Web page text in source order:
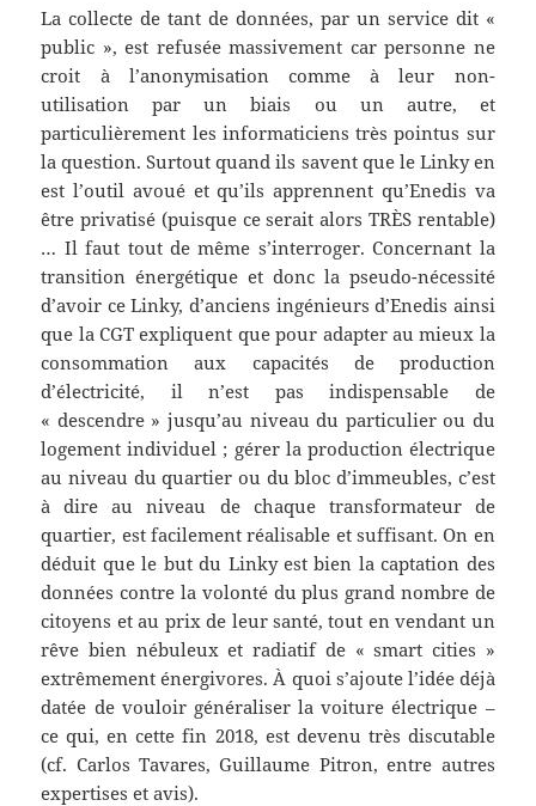
La collecte de tant de données, par un service dit «
public », est refusée massivement car personne ne
croit à l’anonymisation comme à leur non-
utilisation par un biais ou un autre, et
particulièrement les informaticiens très pointus sur
la question. Surtout quand ils savent que le Linky en
est l’outil avoué et qu’ils apprennent qu’Enedis va
être privatisé (puisque ce serait alors TRÈS rentable)
… Il faut tout de même s’interroger. Concernant la
transition énergétique et donc la pseudo-nécessité
d’avoir ce Linky, d’anciens ingénieurs d’Enedis ainsi
que la CGT expliquent que pour adapter au mieux la
consommation aux capacités de production
d’électricité, il n’est pas indispensable de
« descendre » jusqu’au niveau du particulier ou du
logement individuel ; gérer la production électrique
au niveau du quartier ou du bloc d’immeubles, c’est
à dire au niveau de chaque transformateur de
quartier, est facilement réalisable et suffisant. On en
déduit que le but du Linky est bien la captation des
données contre la volonté du plus grand nombre de
citoyens et au prix de leur santé, tout en vendant un
rêve bien nébuleux et radiatif de « smart cities »
extrêmement énergivores. À quoi s’ajoute l’idée déjà
datée de vouloir généraliser la voiture électrique –
ce qui, en cette fin 2018, est devenu très discutable
(cf. Carlos Tavares, Guillaume Pitron, entre autres
expertises et avis).